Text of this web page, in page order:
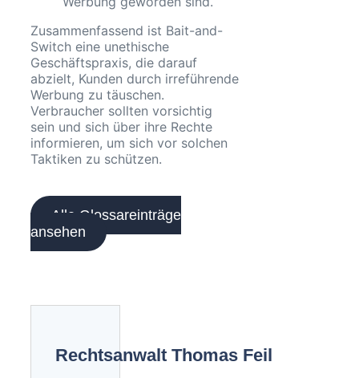
Zusammenfassend ist Bait-and-
Switch eine unethische
Geschäftspraxis, die darauf
abzielt, Kunden durch irreführende
Werbung zu täuschen.
Verbraucher sollten vorsichtig
sein und sich über ihre Rechte
informieren, um sich vor solchen
Taktiken zu schützen.
Alle Glossareinträge
ansehen
Rechtsanwalt Thomas Feil